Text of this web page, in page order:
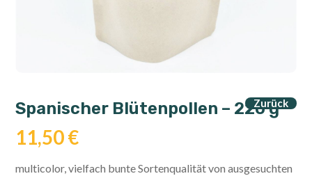
Zurück
Spanischer Blütenpollen – 220 g
11,50€
multicolor, vielfach bunte Sortenqualität von ausgesuchten